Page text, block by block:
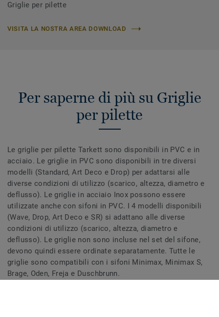
Griglie per pilette
VISITA LA NOSTRA AREA DOWNLOAD
Per saperne di più su Griglie
per pilette
Le griglie per pilette Tarkett sono disponibili in PVC e in
acciaio. Le griglie in PVC sono disponibili in tre diversi
modelli (Standard, Art Deco e Drop) per adattarsi alle
diverse condizioni di utilizzo (scarico, altezza, diametro e
deflusso). Le griglie in acciaio Inox possono essere
utilizzate anche con sifoni in PVC. I 4 modelli disponibili
(Wave, Drop, Art Deco e SR) si adattano alle diverse
condizioni di utilizzo (scarico, altezza, diametro e
deflusso). Le griglie non sono incluse nel set del sifone,
devono quindi essere ordinate separatamente. Tutte le
griglie sono compatibili con i sifoni Minimax, Minimax S,
Brage, Oden, Freja e Duschbrunn.